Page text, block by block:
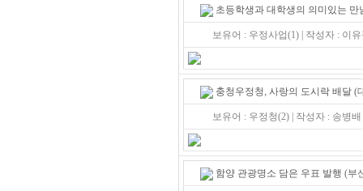
초등학생과 대학생의 의미있는 만
보유어 : 우정사업(1) | 작성자 : 이
충청우정청, 사랑의 도시락 배달 (
보유어 : 우정청(2) | 작성자 : 송병배
함양 관광명소 담은 우표 발행 (부